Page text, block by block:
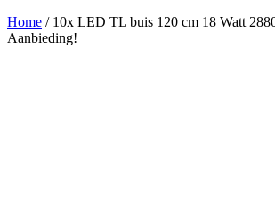
Home / 10x LED TL buis 120 cm 18 Watt
Aanbieding!